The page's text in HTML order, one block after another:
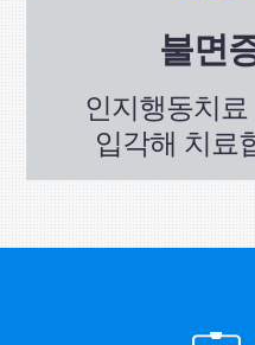
불면
인지행동치료
입각해 치료